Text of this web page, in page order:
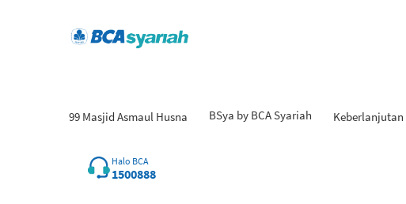
99 Masjid Asmaul Husna BSya by BCA Syariah Keberlanjutan
Halo BCA
1500888